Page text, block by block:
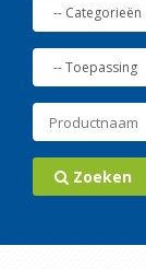
Zoeken